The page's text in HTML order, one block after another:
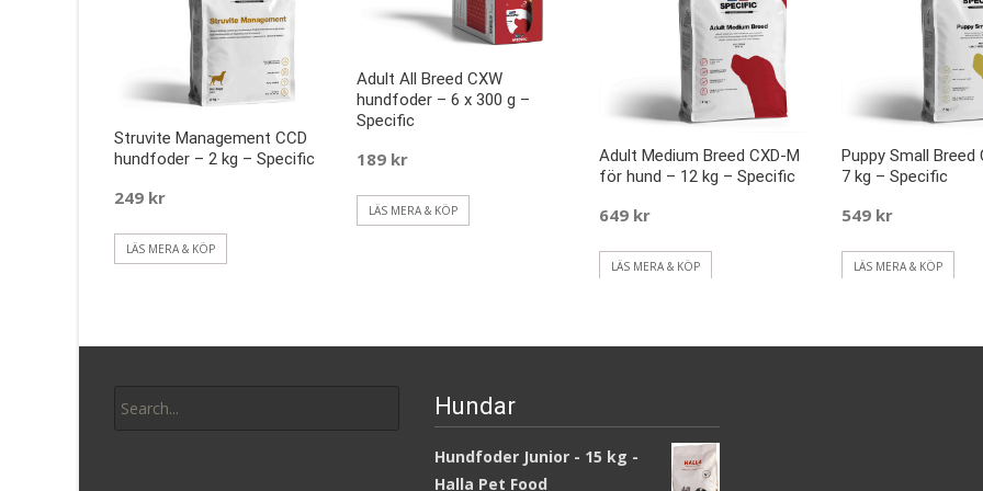
Struvite Management CCD
hundfoder – 2 kg – Specific
249 kr
LÄS MERA & KÖP
Adult All Breed CXW
hundfoder – 6 x 300 g –
Specific
189 kr
LÄS MERA & KÖP
Adult Medium Breed CXD-M
för hund – 12 kg – Specific
649 kr
LÄS MERA & KÖP
Puppy Small Breed
7 kg – Specific
549 kr
LÄS MERA & KÖP
for:
Hundar
Hundfoder Junior - 15 kg -
Halla Pet Food